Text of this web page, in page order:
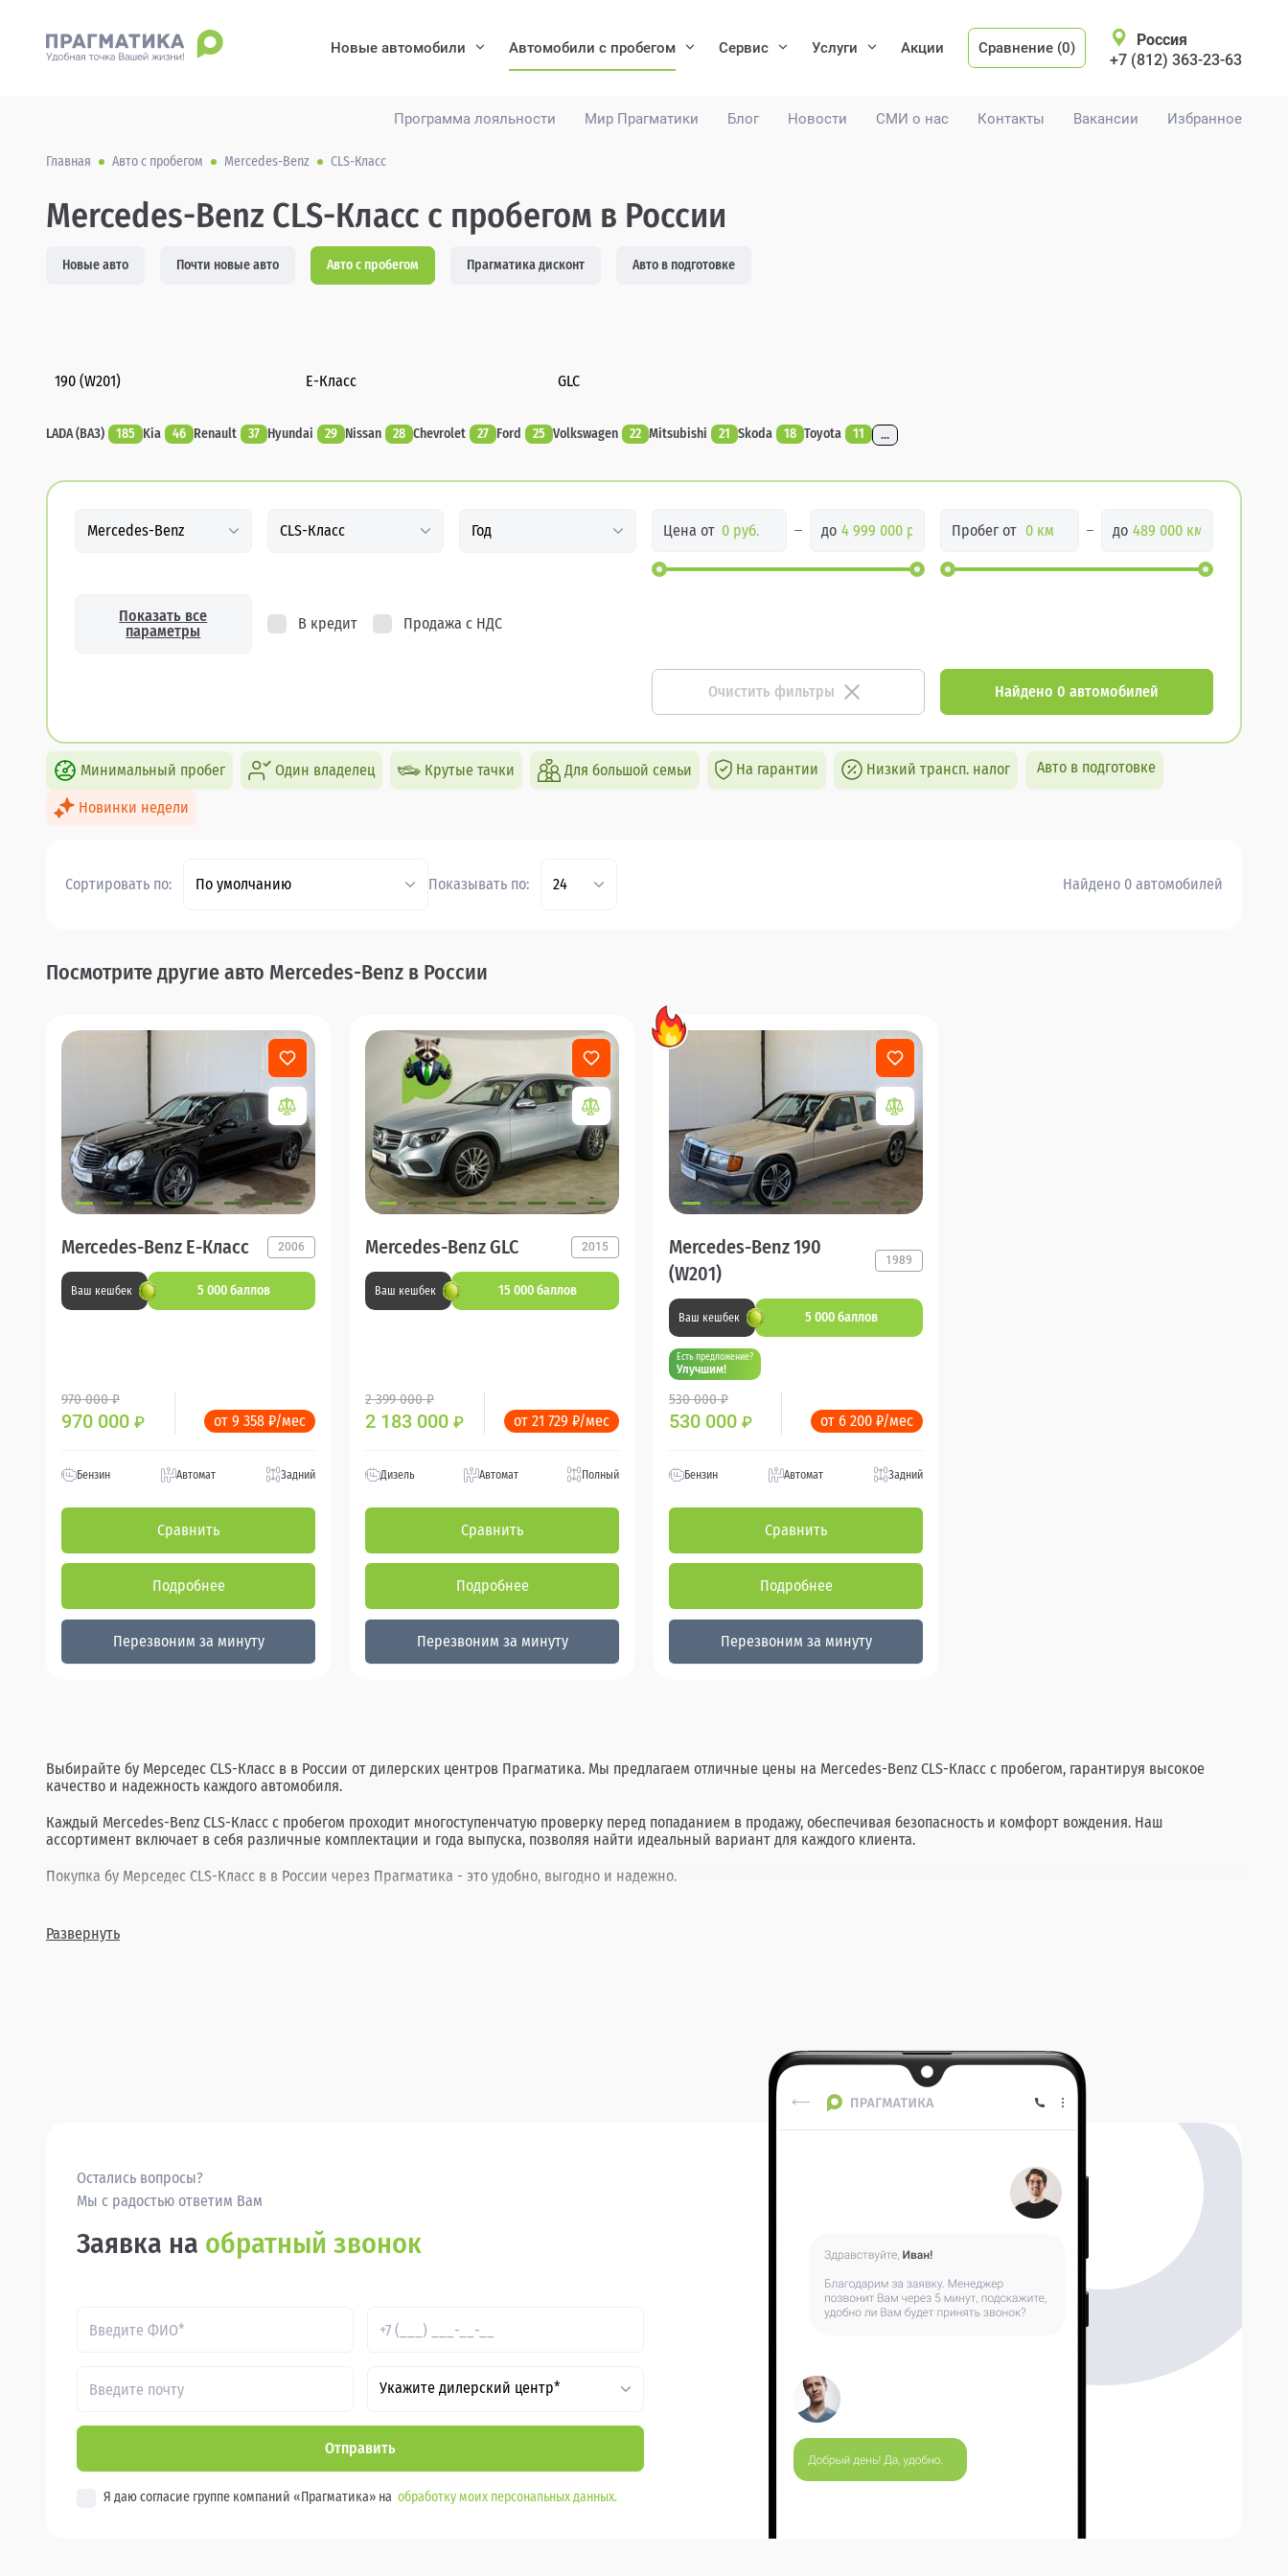
Программа лояльности Мир Прагматики Блог Новости СМИ о нас Контакты Вакансии Избранное
Новые автомобили Автомобили с пробегом Сервис Услуги Акции Сравнение (0)
Россия
+7 (812) 363-23-63
Главная Авто с пробегом Mercedes-Benz CLS-Класс
Mercedes-Benz CLS-Класс с пробегом в России
Новые авто Почти новые авто Авто с пробегом Прагматика дисконт Авто в подготовке
190 (W201) E-Класс GLC
LADA (ВАЗ) 185 Kia 46 Renault 37 Hyundai 29 Nissan 28 Chevrolet 27 Ford 25 Volkswagen 22 Mitsubishi 21 Skoda 18 Toyota 11 ...
Mercedes-Benz CLS-Класс Год Цена от до Пробег от до
Показать все
параметры
В кредит Продажа с НДС
Очистить фильтры Найдено 0 автомобилей
Минимальный пробег Один владелец Крутые тачки Для большой семьи На гарантии Низкий трансп. налог Авто в подготовке
Новинки недели
Сортировать по: По умолчанию Показывать по: 24 Найдено 0 автомобилей
Посмотрите другие авто Mercedes-Benz в России
Mercedes-Benz E-Класс 2006
Ваш кешбек 5 000 баллов
970 000 ₽
970 000 ₽ от 9 358 ₽/мес
Бензин Автомат Задний
Сравнить
Подробнее
Перезвоним за минуту
Mercedes-Benz GLC 2015
Ваш кешбек 15 000 баллов
2 399 000 ₽
2 183 000 ₽ от 21 729 ₽/мес
Дизель Автомат Полный
Сравнить
Подробнее
Перезвоним за минуту
Mercedes-Benz 190
(W201)
1989
Ваш кешбек 5 000 баллов
Есть предложение?
Улучшим!
530 000 ₽
530 000 ₽ от 6 200 ₽/мес
Бензин Автомат Задний
Сравнить
Подробнее
Перезвоним за минуту
Выбирайте бу Мерседес CLS-Класс в в России от дилерских центров Прагматика. Мы предлагаем отличные цены на Mercedes-Benz CLS-Класс с пробегом, гарантируя высокое
качество и надежность каждого автомобиля.
Каждый Mercedes-Benz CLS-Класс с пробегом проходит многоступенчатую проверку перед попаданием в продажу, обеспечивая безопасность и комфорт вождения. Наш
ассортимент включает в себя различные комплектации и года выпуска, позволяя найти идеальный вариант для каждого клиента.
Покупка бу Мерседес CLS-Класс в в России через Прагматика - это удобно, выгодно и надежно.
Развернуть
Остались вопросы?
Мы с радостью ответим Вам
Заявка на обратный звонок
Укажите дилерский центр*
Отправить
Я даю согласие группе компаний «Прагматика» на обработку моих персональных данных.